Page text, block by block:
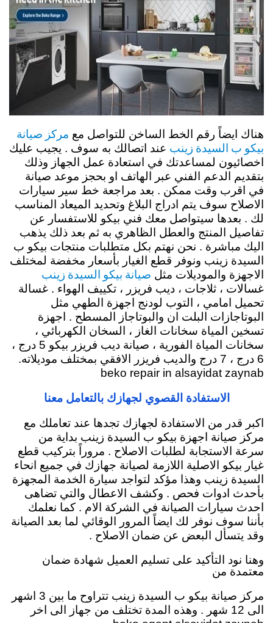
هناك ايضاً رقم الخط الساخن للتواصل مع مركز صيانة
بيكو ب السيدة زينب عند اتصالك به سوف . يجيب عليك
اخصائيون لمساعدتك في استعادة عمل الجهاز وذلك
بتقديم الدعم الفني عبر الهاتف او بحجز موعد صيانة
في اقرب وقت ممكن . بعد مراجعة خط سير سيارات
الاصلاح سوف يتم ادراج البلاغ وتحديد الميعاد المناسب
لك . بعدها سيتواصل معك فني بيكو للاستفسار عن
تفاصيل المنتج والعطل الظاهري به ثم بعد ذلك يذهب
اليك مباشرة . نحن نهتم بكل متطلبات منتجات بيكو ب
السيدة زينب ونوفر قطع الغيار بأسعار مخفضة لمختلف
الاجهزة والموديلات مثل صيانة بيكو السيدة زينب
غسالات ، ثلاجات ، ديب فريزر ، تكييف الهواء . غسالة
تحميل امامي ، التوب لودنج اجهزة الطهي مثل
البوتاجازات البلت ان والبوتاجاز المسطح . اجهزة
تسخين المياة سخانات الغاز ، السخان الكهربائي ،
سخانات المياة الفورية ، صيانة ديب فريزر بيكو 5 درج ،
6 درج ، 7 درج والديب فريزر الافقي بمختلف موديلاته.
beko repair in alsayidat zaynab
الاستفادة القصوي لجهازك بالتعامل معنا
اكبر قدر من الاستفادة لجهازك تجدها عند تعاملك مع
مركز صيانة اجهزة بيكو ب السيدة زينب بداية من
سرعة الاستجابة لطلبات الاصلاح . مروراً بتركيب قطع
غيار بيكو الاصلية اللازمة لصيانة جهازك في جميع انحاء
السيدة زينب وهذا مؤكد لتواجد سيارة الخدمة المجهزة
بأحدث ادوات فحص . وكشف الاعطال والتي تضاهى
احدث سيارات الصيانة في الشركة الام . كما نعلمك
بأننا سوف نوفر لك ايضاً المرور الوقائي لما بعد الصيانة
وقد يتسأل البعض عن ضمان الاصلاح .
وهنا نود التأكيد على تسليم العميل شهادة ضمان
معتمدة من
مركز صيانة بيكو ب السيدة زينب تتراوح ما بين 3 اشهر
الى 12 شهر . وهذه المدة تختلف من جهاز الى اخر